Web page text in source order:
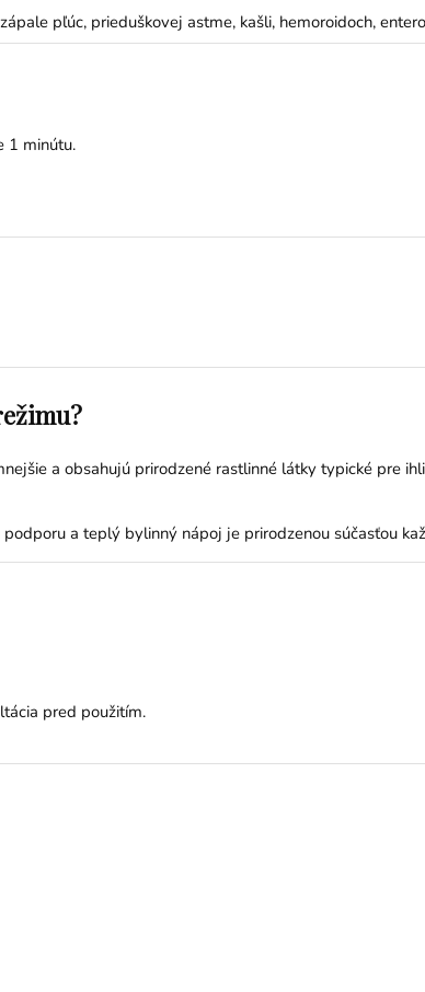
pľúc, prieduškovej astme, kašli, hemoroidoch,
1 minútu.
a obsahujú prirodzené rastlinné látky typické pre
a teplý bylinný nápoj je prirodzenou súčasťou
pred použitím.